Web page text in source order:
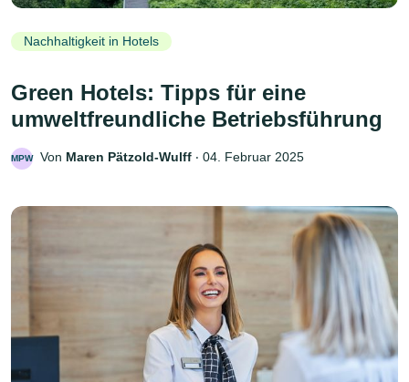
Nachhaltigkeit in Hotels
Green Hotels: Tipps für eine
umweltfreundliche Betriebsführung
MPW Von Maren Pätzold-Wulff ‧ 04. Februar 2025